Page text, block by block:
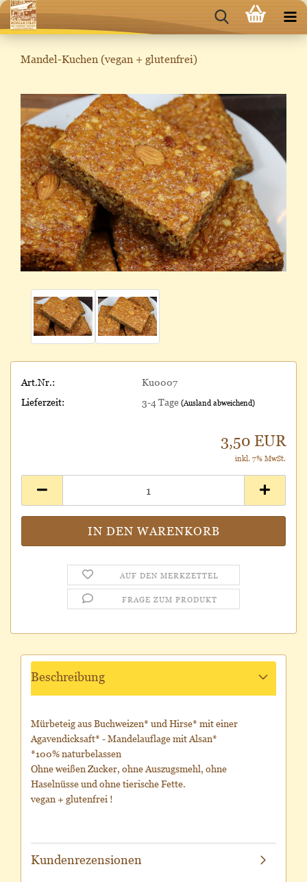
Mandel-Kuchen (vegan + glutenfrei)
Art.Nr.:
Ku0007
Lieferzeit:
3-4 Tage (Ausland abweichend)
3,50 EUR
inkl. 7% MwSt.
AUF DEN MERKZETTEL
FRAGE ZUM PRODUKT
Beschreibung
Mürbeteig aus Buchweizen* und Hirse* mit einer
Agavendicksaft* - Mandelauflage mit Alsan*
*100% naturbelassen
Ohne weißen Zucker, ohne Auszugsmehl, ohne
Haselnüsse und ohne tierische Fette.
vegan + glutenfrei !
Kundenrezensionen